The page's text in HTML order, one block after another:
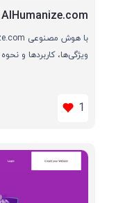
AIHumanize.com
ویژگی‌ها، کاربردها و
1